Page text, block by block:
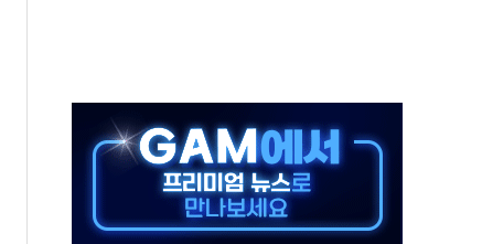
승으로 피서객 7명 고립…전원 구조
' 운영…페르세우스 유성우 관측
당 50mm 이상 폭우…호우경보 발효
숨져…온열질환 여부 조사
험 오전 집중 편성…체감온도 38도 넘으면 중단